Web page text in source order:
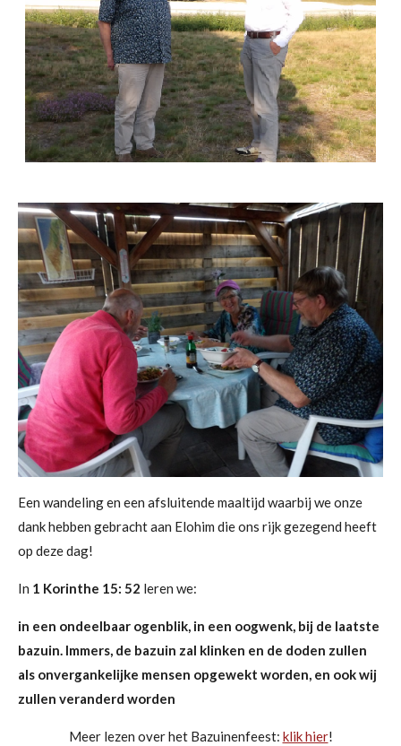
Een wandeling en een afsluitende maaltijd waarbij we onze
dank hebben gebracht aan Elohim die ons rijk gezegend heeft
op deze dag!
In 1 Korinthe 15: 52 leren we:
in een ondeelbaar ogenblik, in een oogwenk, bij de laatste
bazuin. Immers, de bazuin zal klinken en de doden zullen
als onvergankelijke mensen opgewekt worden, en ook wij
zullen veranderd worden
Meer lezen over het Bazuinenfeest: klik hier!